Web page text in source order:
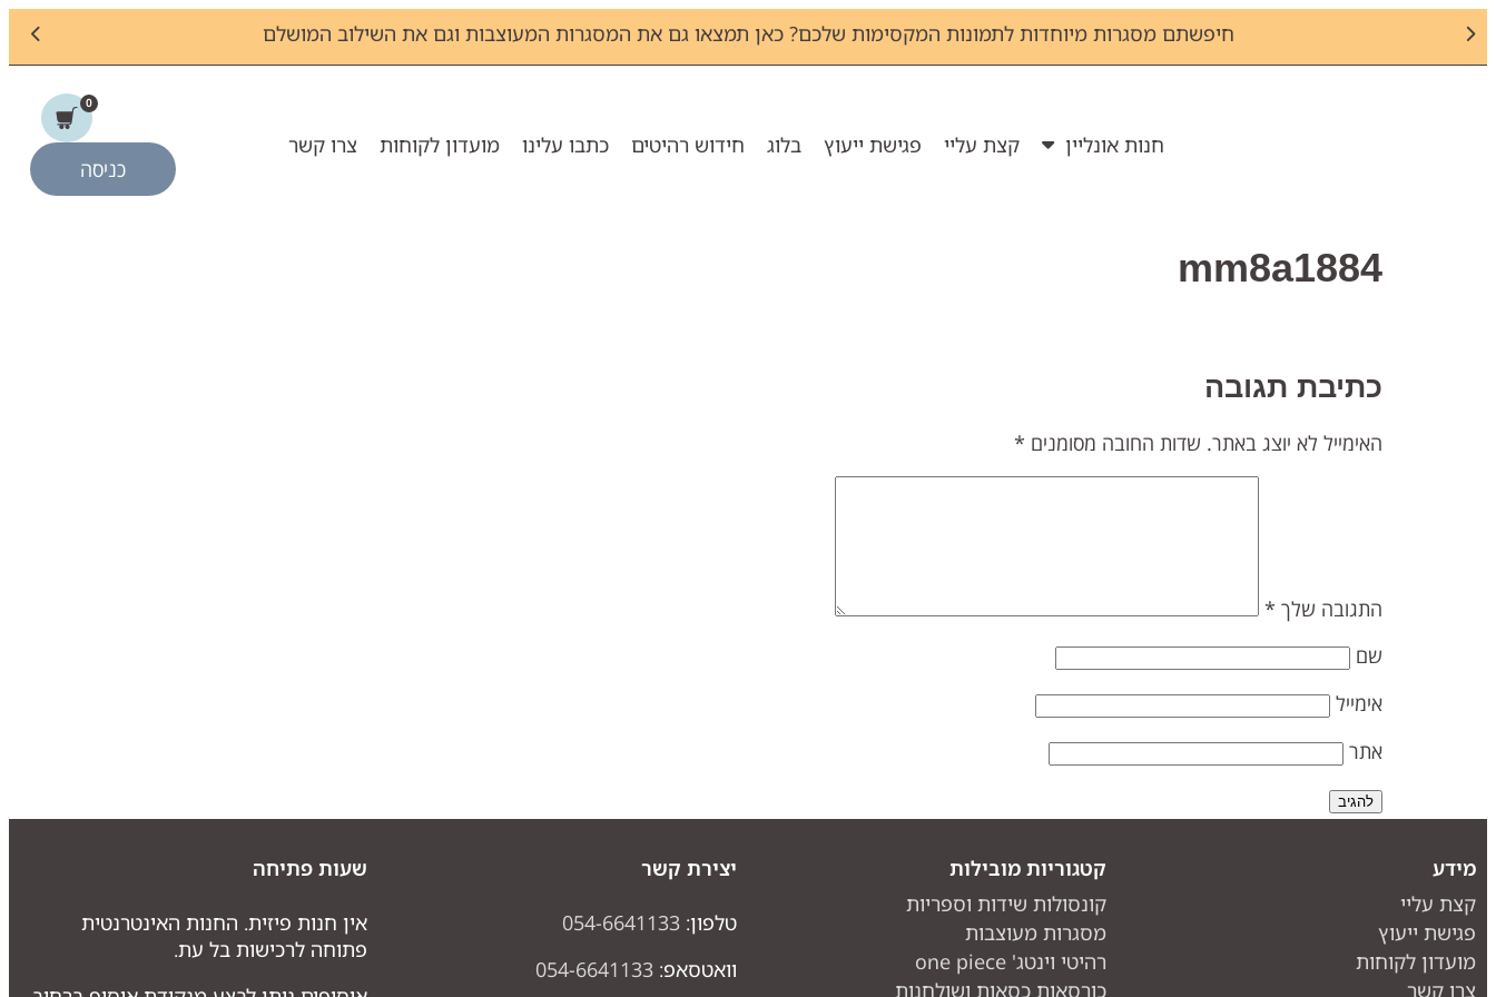
חיפשתם מסגרות מיוחדות לתמונות המקסימות שלכם? כאן תמצאו גם את המסגרות המעוצבות וגם את השילוב המושלם
חנות אונליין קצת עליי פגישת ייעוץ בלוג חידוש רהיטים כתבו עלינו מועדון לקוחות צרו קשר
0
כניסה
mm8a1884
כתיבת תגובה
האימייל לא יוצג באתר. שדות החובה מסומנים *
התגובה שלך *
שם
אימייל
אתר
מידע
קצת עליי
פגישת ייעוץ
מועדון לקוחות
צרו קשר
קטגוריות מובילות
קונסולות שידות וספריות
מסגרות מעוצבות
רהיטי וינטג' one piece
כורסאות כסאות ושולחנות
יצירת קשר
טלפון: 054-6641133
וואטסאפ: 054-6641133
שעות פתיחה
אין חנות פיזית. החנות האינטרנטית
פתוחה לרכישות בל עת.